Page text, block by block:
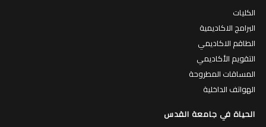
الكليات
البرامج الاكاديمية
الطاقم الاكاديمي
التقويم الأكاديمي
المساقات المطروحة
الهواتف الداخلية
الحياة في جامعة القدس